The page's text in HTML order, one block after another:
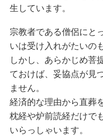
生しています。
宗教者である僧侶にと
いは受け入れがたいの
しかし、あらかじめ菩
ておけば、妥協点が見
ません。
経済的な理由から直葬
枕経や炉前読経だけで
いらっしゃいます。